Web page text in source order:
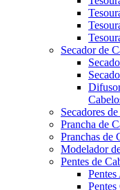
Secador de
Secadores
Prancha de
Pranchas de
Modelador
Pentes de